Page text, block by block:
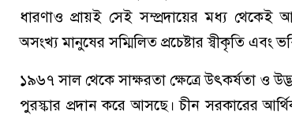
ধারণাও প্রায়ই সেই সম্প্রদায়ের মধ্য থেকেই
অসংখ্য মানুষের সম্মিলিত প্রচেষ্টার স্বীকৃতি
১৯৬৭ সাল থেকে সাক্ষরতা ক্ষেত্রে উৎকর্ষতা ও
পুরস্কার প্রদান করে আসছে। চীন সরকারের